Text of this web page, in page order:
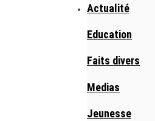
Actualité
Education
Faits divers
Medias
Jeunesse